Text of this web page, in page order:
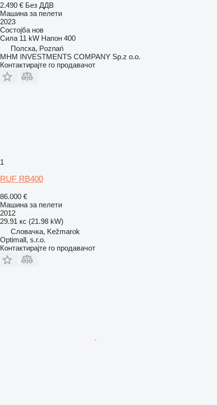
2.490 € Без ДДВ
Машина за пелети
2023
Состојба нов
Сила 11 kW Напон 400
Полска, Poznań
MHM INVESTMENTS COMPANY Sp.z o.o.
Контактирајте го продавачот
1
RUF RB400
86.000 €
Машина за пелети
2012
29.91 кс (21.98 kW)
Словачка, Kežmarok
Optimall, s.r.o.
Контактирајте го продавачот